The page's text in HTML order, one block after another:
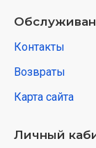
Контакты
Возвраты
Карта сайта
Личный